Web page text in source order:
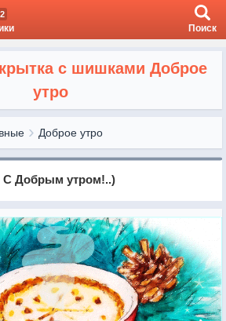
2
Поиск
с шишками Доброе
утро
Доброе утро
С Добрым утром!..)